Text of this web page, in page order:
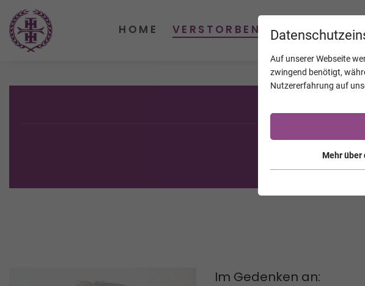
Sie sind
>> zur
Im Gedenken an:
Auf unserer Webseite
zwingend benötigt,
Nutzererfahrung auf
Mehr über
HOME VERSTORBENE KALENDER